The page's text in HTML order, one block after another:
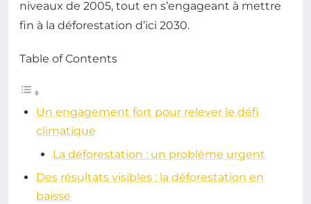
niveaux de 2005, tout en s’engageant à mettre
fin à la déforestation d’ici 2030.
Table of Contents
Un engagement fort pour relever le défi
climatique
La déforestation : un problème urgent
Des résultats visibles : la déforestation en
baisse